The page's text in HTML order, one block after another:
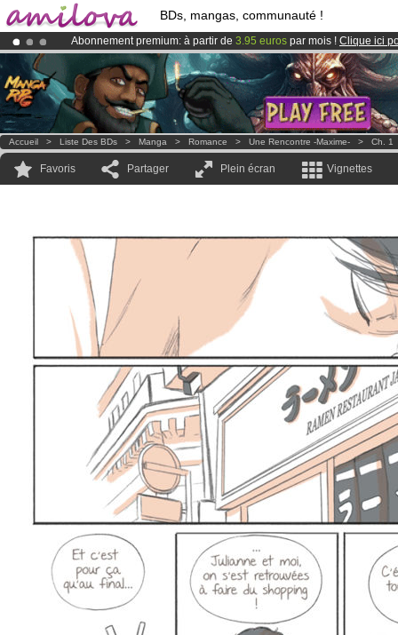
BDs, mangas, communauté !
Abonnement premium: à partir de 3.95 euros par mois ! Clique ici
Déjà 100000membreset 1000BDs & Mangas!
LeKickstarter Amilova est désormais lancé
Accueil > Liste Des BDs > Manga > Romance > Une Rencontre -Maxime- > Ch. 1
Favoris Partager Plein écran Vignettes